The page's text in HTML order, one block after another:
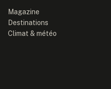
Magazine
Destinations
Climat & météo